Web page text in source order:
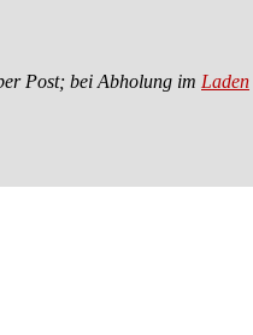
Post; bei Abholung im Laden